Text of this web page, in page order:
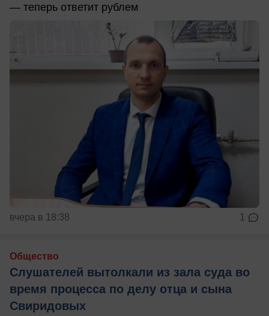
— теперь ответит рублем
вчера в 18:38 1
Общество
Слушателей вытолкали из зала суда во
время процесса по делу отца и сына
Свиридовых